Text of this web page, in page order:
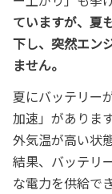
ていますが、夏
下し、突然エン
ません。
夏にバッテリー
加速」がありま
外気温が高い状
結果、バッテリ
な電力を供給で